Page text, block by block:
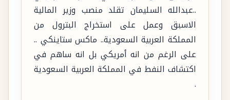
..عبدالله السليمان تقلد منصب وزير المالية
الاسبق وعمل على استخراج البترول من
المملكة العربية السعودية.. ماكس ستاينكي ..
على الرغم من انه أمريكي بل انه ساهم في
اكتشاف النفط في المملكة العربية السعودية
.